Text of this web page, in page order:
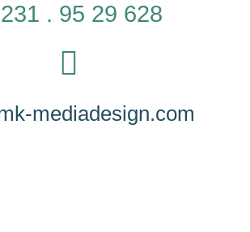
. 95 29 628

mediadesign.com